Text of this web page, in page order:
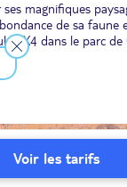
Voir les tarifs
magnifiques
de sa faune
4X4 dans le parc
grande population
en bateau sur la
décor de rêve.